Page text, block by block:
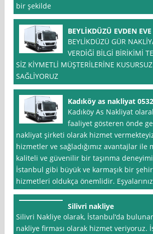
bir şekilde
BEYLİKDÜZÜ EVDEN
BEYLİKDÜZÜ GÜR
VERDİĞİ BİLGİ BİRİKİMİ
SİZ KİYMETLİ MÜŞTERİLERİNE
SAĞLİYORUZ
Kadıköy as nakliyat
Kadıköy As Nakliyat
faaliyet gösteren önde
nakliyat şirketi olarak hizmet
hizmetler ve sağladığımız avantajlar
kaliteli ve güvenilir bir taşınma
İstanbul gibi büyük ve karmaşık bir
hizmetleri oldukça önemlidir.
Silivri nakliye
Silivri Nakliye olarak, İstanbul‘da
nakliye firması olarak hizmet veriyoruz.